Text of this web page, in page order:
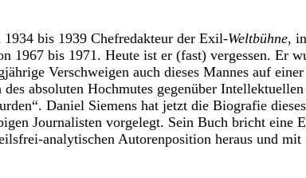
bis 1939 Chefredakteur der Exil-Weltbühne,
1967 bis 1971. Heute ist er (fast) vergessen. Er
Verschweigen auch dieses Mannes auf
absoluten Hochmutes gegenüber
Daniel Siemens hat jetzt die Biografie
Journalisten vorgelegt. Sein Buch bricht eine
analytischen Autorenposition heraus und